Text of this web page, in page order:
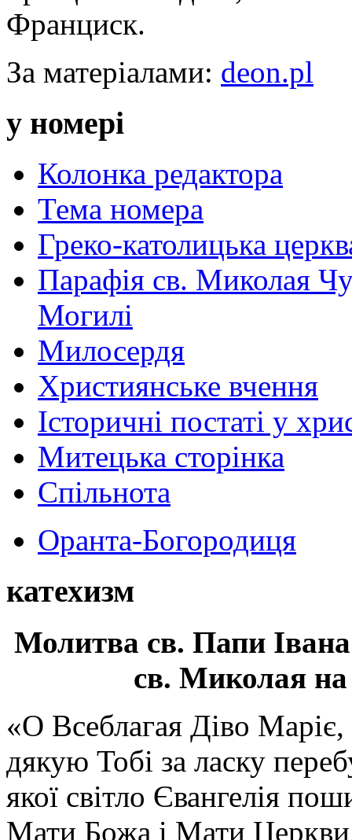
Франциск.
За матеріалами: deon.pl
у номері
Колонка редактора
Тема номера
Греко-католицька
Парафія св. Миколая
Могилі
Милосердя
Християнське вчення
Історичні постаті у
Митецька сторінка
Спільнота
Оранта-Богородиця
катехизм
Молитва св. Папи
св. Миколая на
«О Всеблагая Діво
дякую Тобі за ласку
якої світло Євангелія
Мати Божа і Мати